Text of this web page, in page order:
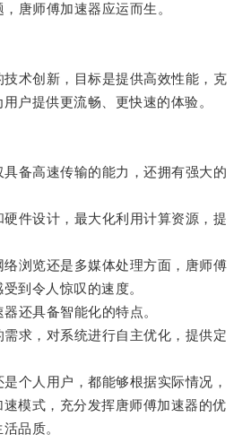
师傅加速器应运而生。
术创新，目标是提供高效性能，克
户提供更流畅、更快速的体验。
高速传输的能力，还拥有强大的
设计，最大化利用计算资源，提
浏览还是多媒体处理方面，唐师傅
到令人惊叹的速度。
具备智能化的特点。
，对系统进行自主优化，提供定
人用户，都能够根据实际情况，
模式，充分发挥唐师傅加速器的优
品质。